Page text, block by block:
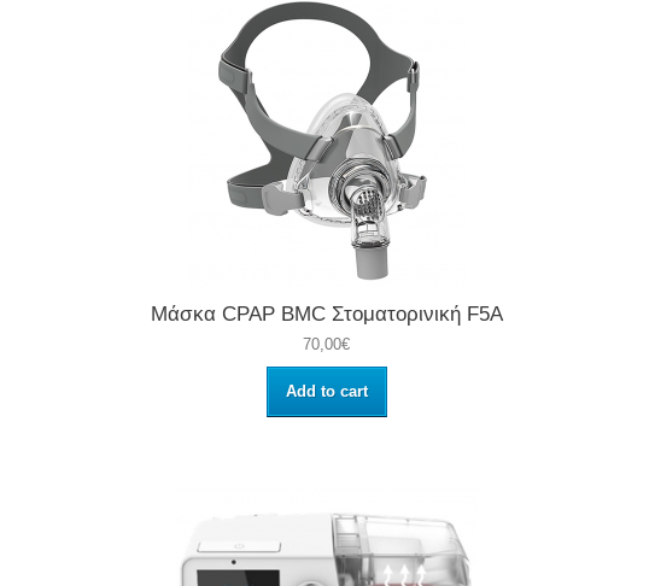
Μάσκα CPAP BMC Στοματορινική F5A
70,00€
Add to cart